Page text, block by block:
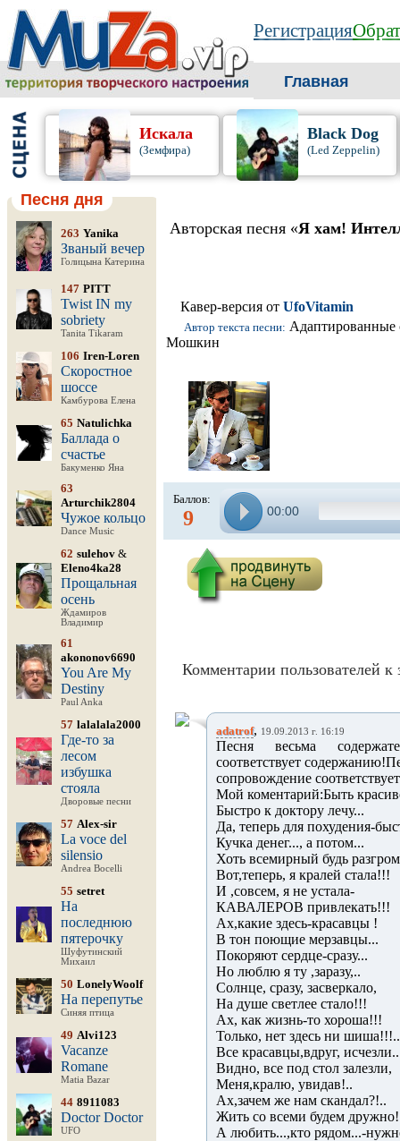
Регистрация
Главная
Искала
(Земфира)
Black Dog
(Led Zeppelin)
Песня дня
263 Yanika
Званый вечер
Голицына Катерина
147 PITT
Twist IN my
sobriety
Tanita Tikaram
106 Iren-Loren
Скоростное
шоссе
Камбурова Елена
65 Natulichka
Баллада о
счастье
Бакуменко Яна
63
Arturchik2804
Чужое кольцо
Dance Music
62 sulehov &
Eleno4ka28
Прощальная
осень
Ждамиров
Владимир
61
akononov6690
You Are My
Destiny
Paul Anka
57 lalalala2000
Где-то за
лесом
избушка
стояла
Дворовые песни
57 Alex-sir
La voce del
silensio
Andrea Bocelli
55 setret
На
последнюю
пятерочку
Шуфутинский
Михаил
50 LonelyWoolf
На перепутье
Синяя птица
49 Alvi123
Vacanze
Romane
Matia Bazar
44 8911083
Doctor Doctor
UFO
Авторская песня «Я хам!
Кавер-версия от UfoVitamin
Автор текста песни:
Мошкин
Баллов:
9 00:00
Комментарии пользователей к
adatrof, 19.09.2013 г. 16:19
Песня весьма
соответствует
сопровождение
Мой коментарий:Быть
Быстро к доктору лечу...
Да, теперь для похудения-
Кучка денег..., а потом...
Хоть всемирный будь
Вот,теперь, я кралей стала!!!
И ,совсем, я не устала-
КАВАЛЕРОВ привлекать!!!
Ах,какие здесь-красавцы !
В тон поющие мерзавцы...
Покоряют сердце-сразу...
Но люблю я ту ,заразу,..
Солнце, сразу, засверкало,
На душе светлее стало!!!
Ах, как жизнь-то хороша!!!
Только, нет здесь ни
Все красавцы,вдруг,
Видно, все под стол залезли,
Меня,кралю, увидав!..
Ах,зачем же нам скандал?!..
Жить со всеми будем дружно!
А любить...,кто рядом...-